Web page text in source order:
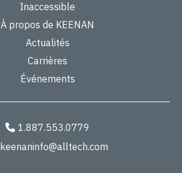
Inaccessible
À propos de KEENAN
Actualités
Carrières
Événements
1.887.553.0779
keenaninfo@alltech.com